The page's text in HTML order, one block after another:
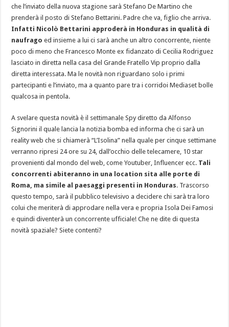
che l’inviato della nuova stagione sarà Stefano De Martino che
prenderà il posto di Stefano Bettarini. Padre che va, figlio che arriva.
Infatti Nicolò Bettarini approderà in Honduras in qualità di
naufrago ed insieme a lui ci sarà anche un altro concorrente, niente
poco di meno che Francesco Monte ex fidanzato di Cecilia Rodriguez
lasciato in diretta nella casa del Grande Fratello Vip proprio dalla
diretta interessata. Ma le novità non riguardano solo i primi
partecipanti e l’inviato, ma a quanto pare tra i corridoi Mediaset bolle
qualcosa in pentola.
A svelare questa novità è il settimanale Spy diretto da Alfonso
Signorini il quale lancia la notizia bomba ed informa che ci sarà un
reality web che si chiamerà “L’Isolina” nella quale per cinque settimane
verranno ripresi 24 ore su 24, dall’occhio delle telecamere, 10 star
provenienti dal mondo del web, come Youtuber, Influencer ecc. Tali
concorrenti abiteranno in una location sita alle porte di
Roma, ma simile al paesaggi presenti in Honduras. Trascorso
questo tempo, sarà il pubblico televisivo a decidere chi sarà tra loro
colui che meriterà di approdare nella vera e propria Isola Dei Famosi
e quindi diventerà un concorrente ufficiale! Che ne dite di questa
novità spaziale? Siete contenti?